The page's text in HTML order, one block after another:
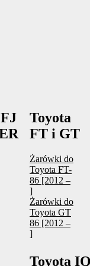
Toyota
FT i GT
Żarówki do
Toyota FT-
86 [2012 –
]
Żarówki do
Toyota GT
86 [2012 –
]
Toyota